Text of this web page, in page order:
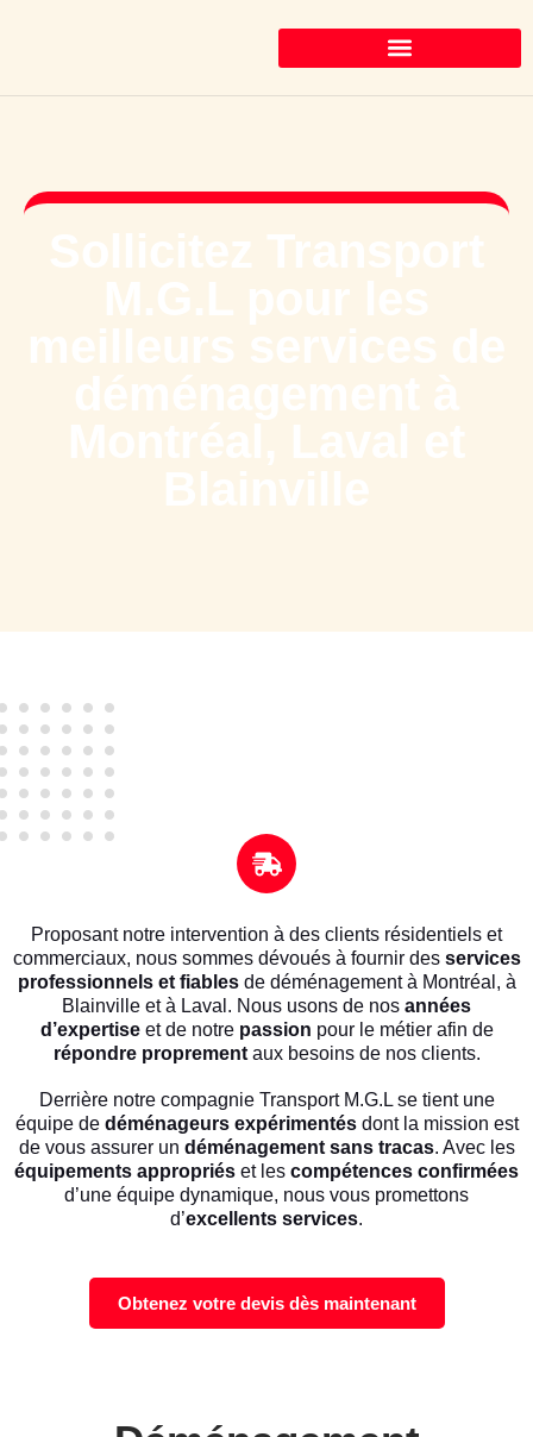
Proposant notre intervention à des clients résidentiels et
commerciaux, nous sommes dévoués à fournir des services
professionnels et fiablesde déménagement à Montréal, à
Blainville et à Laval. Nous usons de nos années
d’expertiseet de notre passion pour le métier afin de
répondre proprement aux besoins de nos clients.
Derrière notre compagnie Transport M.G.L se tient une
équipe de déménageurs expérimentésdont la mission est
de vous assurer un déménagement sans tracas. Avec les
équipements appropriés et les compétences confirmées
d’une équipe dynamique, nous vous promettons
d’excellents services.
Obtenez votre devis dès maintenant